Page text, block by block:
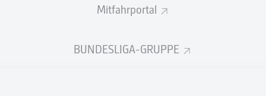
Mitfahrportal
BUNDESLIGA-GRUPPE
Flanken